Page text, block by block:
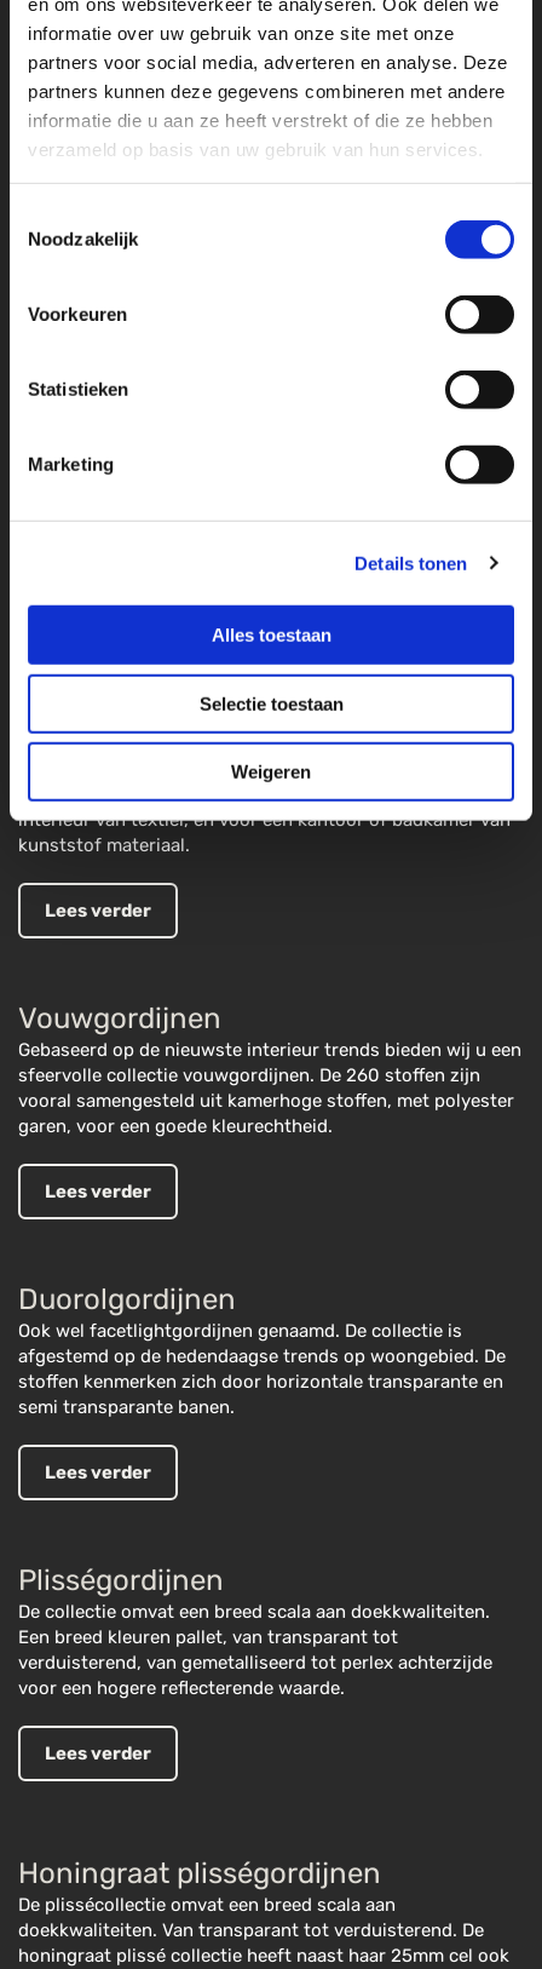
informatie over uw gebruik van onze site met onze
partners voor social media, adverteren en analyse. Deze
partners kunnen deze gegevens combineren met andere
informatie die u aan ze heeft verstrekt of die ze hebben
verzameld op basis van uw gebruik van hun services.
Noodzakelijk
Voorkeuren
Statistieken
Marketing
Details tonen
Alles toestaan
Selectie toestaan
Weigeren
Lees verder
rolgordijnen
De collectie is afgestemd op de hedendaagse trends op
op uw interieur zijn leverbaar in verschillende transparante
Lees verder
Voor wie trendsettend wil zijn in haar interieur is de
Lamelgordijnen
De collectie omvat een breed scala aan kleuren. Voor een
modern interieur in aluminium, voor een trendy chic
interieur van textiel, en voor een kantoor of badkamer van
kunststof materiaal.
Lees verder
Vouwgordijnen
Gebaseerd op de nieuwste interieur trends bieden wij u een
sfeervolle collectie vouwgordijnen. De 260 stoffen zijn
vooral samengesteld uit kamerhoge stoffen, met polyester
garen, voor een goede kleurechtheid.
Lees verder
Duorolgordijnen
Ook wel facetlightgordijnen genaamd. De collectie is
afgestemd op de hedendaagse trends op woongebied. De
stoffen kenmerken zich door horizontale transparante en
semi transparante banen.
Lees verder
Plisségordijnen
De collectie omvat een breed scala aan doekkwaliteiten.
Een breed kleuren pallet, van transparant tot
verduisterend, van gemetalliseerd tot perlex achterzijde
voor een hogere reflecterende waarde.
Lees verder
Honingraat plisségordijnen
De plissécollectie omvat een breed scala aan
doekkwaliteiten. Van transparant tot verduisterend. De
honingraat plissé collectie heeft naast haar 25mm cel ook